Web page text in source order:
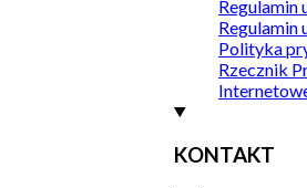
Regulamin
Regulamin
Polityka
Rzecznik
KONTAKT